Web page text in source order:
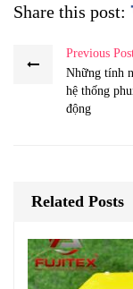
Share this post:
Previous
Những tính
hệ thống
động
Related Posts